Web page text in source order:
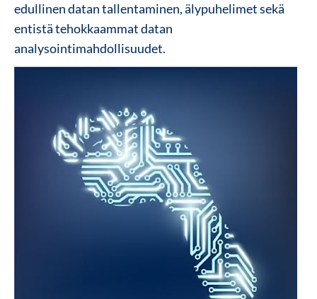
edullinen datan tallentaminen, älypuhelimet sekä
entistä tehokkaammat datan
analysointimahdollisuudet.